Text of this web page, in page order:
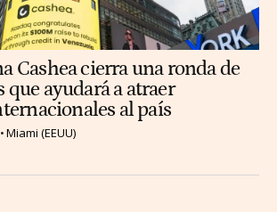
Cashea cierra una ronda de
ayudará a atraer
al país
Miami (EEUU)